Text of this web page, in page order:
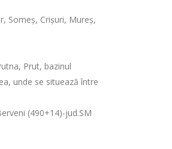
Someş, Crişuri, Mureş,
Prut, bazinul
unde se situează între
(490+14)-jud.SM